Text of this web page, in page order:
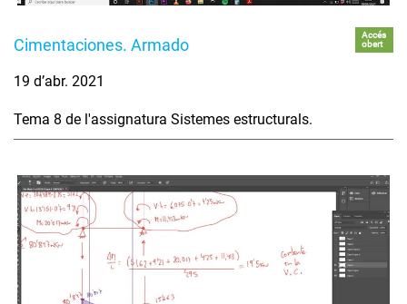
Cimentaciones. Armado
Accés
obert
19 d’abr. 2021
Tema 8 de l'assignatura Sistemes estructurals.